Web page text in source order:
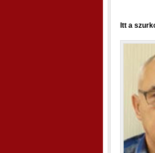
Itt a